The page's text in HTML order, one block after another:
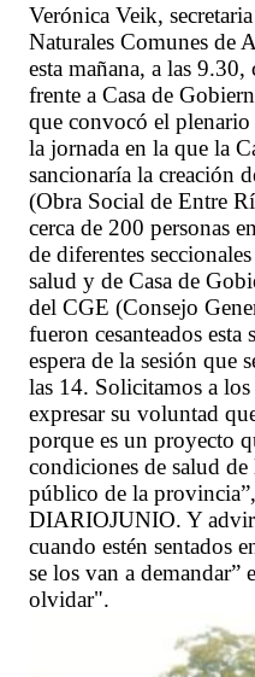
Verónica Veik,
Naturales Comunes de
esta mañana, a las
frente a Casa de
que convocó el plenario
la jornada en la que la
sancionaría la creación
(Obra Social de Entre
cerca de 200 personas
de diferentes
salud y de Casa de
del CGE (Consejo
fueron cesanteados esta
espera de la sesión que
las 14. Solicitamos a
expresar su voluntad
porque es un proyecto
condiciones de salud de
público de la
DIARIOJUNIO. Y
cuando estén sentados
se los van a
olvidar".